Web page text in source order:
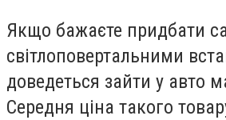
Якщо бажаєте придбати
світлоповертальними
доведеться зайти у авто
Середня ціна такого